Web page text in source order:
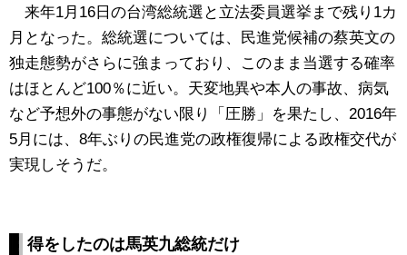
来年1月16日の台湾総統選と立法委員選挙まで残り1カ
月となった。総統選については、民進党候補の蔡英文の
独走態勢がさらに強まっており、このまま当選する確率
はほとんど100％に近い。天変地異や本人の事故、病気
など予想外の事態がない限り「圧勝」を果たし、2016年
5月には、8年ぶりの民進党の政権復帰による政権交代が
実現しそうだ。
得をしたのは馬英九総統だけ